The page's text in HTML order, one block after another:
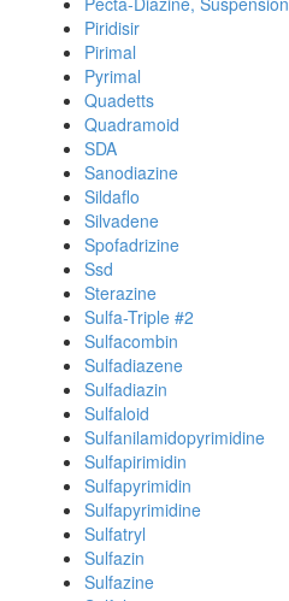
Piridisir
Pirimal
Pyrimal
Quadetts
Quadramoid
SDA
Sanodiazine
Sildaflo
Silvadene
Spofadrizine
Ssd
Sterazine
Sulfa-Triple #2
Sulfacombin
Sulfadiazene
Sulfadiazin
Sulfaloid
Sulfanilamidopyrimidine
Sulfapirimidin
Sulfapyrimidin
Sulfapyrimidine
Sulfatryl
Sulfazin
Sulfazine